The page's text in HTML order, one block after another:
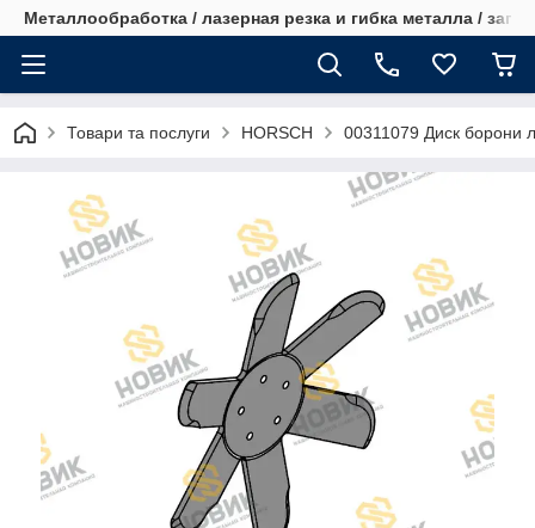
Металлообработка / лазерная резка и гибка металла /
Товари та послуги HORSCH 00311079 Диск борони